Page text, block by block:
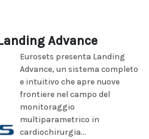
Advance
Eurosets presenta Landing
Advance, un sistema completo
e intuitivo che apre nuove
frontiere nel campo del
monitoraggio
multiparametrico in
cardiochirurgia...